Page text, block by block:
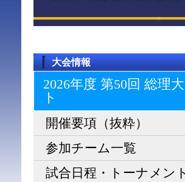
大会情報
2026年度 第50回 総理
ト
開催要項（抜粋）
参加チーム一覧
試合日程・トーナメン